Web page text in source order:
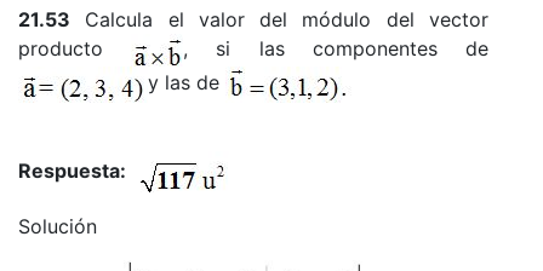
21.53 Calcula el valor del módulo del vector
producto
, si las componentes de
y las de
Respuesta:
Solución